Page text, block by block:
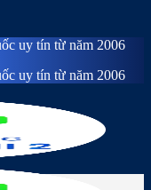
uy tín từ năm 2006
uy tín từ năm 2006